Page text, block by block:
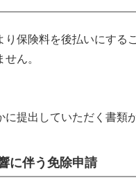
保険料を後払いにする
ん。
提出していただく書類
に伴う免除申請